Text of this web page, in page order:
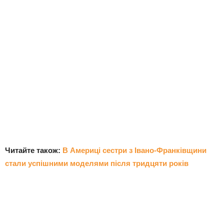
Читайте також: В Америці сестри з Івано-Франківщини
стали успішними моделями після тридцяти років